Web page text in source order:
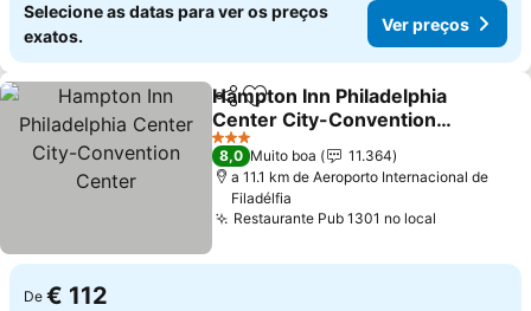
Selecione as datas para ver os preços
exatos.
Ver preços
PartilharAdicionar aos favoritos
Hampton Inn Philadelphia
Center City-Convention
Center
3 Estrelas
8,0 Muito boa
11.364
a 11.1 km de Aeroporto Internacional de
Filadélfia
Restaurante Pub 1301 no local
De € 112